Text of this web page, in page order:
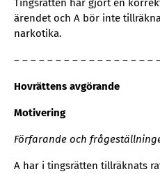
Tingsrätten har gjort en
ärendet och A bör inte
narkotika.
– – – – – – – – – – – – – – – – –
Hovrättens avgörande
Motivering
Förfarande och
A har i tingsrätten tillräknats